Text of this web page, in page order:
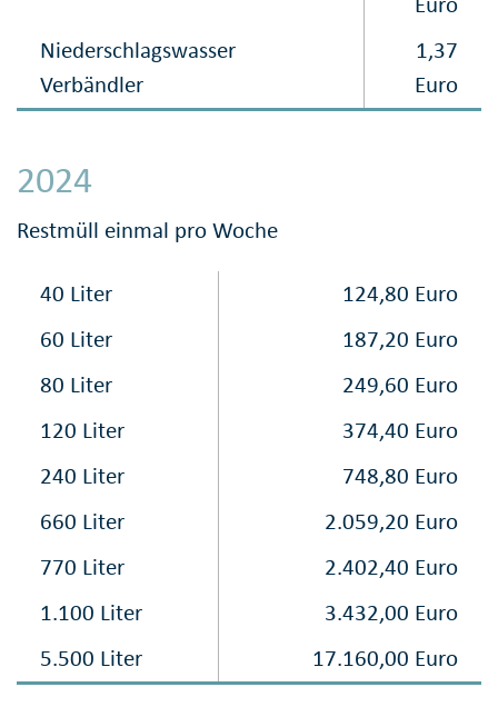
Niederschlagswasser
Verbändler
1,37
Euro
2024
Restmüll einmal pro Woche
40 Liter
124,80 Euro
60 Liter
187,20 Euro
80 Liter
249,60 Euro
120 Liter
374,40 Euro
240 Liter
748,80 Euro
660 Liter
2.059,20 Euro
770 Liter
2.402,40 Euro
1.100 Liter
3.432,00 Euro
5.500 Liter
17.160,00 Euro